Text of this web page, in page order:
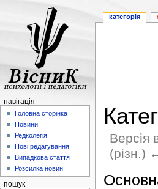
Версія
(різн.)
категорія
навігація
Головна сторінка
Новини
Редколегія
Нові редагування
Випадкова стаття
Розсилка новин
пошук